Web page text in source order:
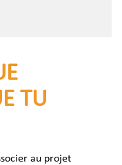
TU
au projet